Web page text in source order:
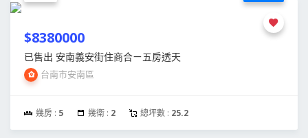
$8380000
已售出 安南義安街住商合ㄧ五房透天
台南市安南區
幾房 : 5 幾衛 : 2 總坪數 : 25.2